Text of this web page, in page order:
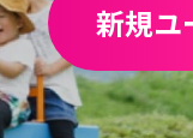
新規ユ